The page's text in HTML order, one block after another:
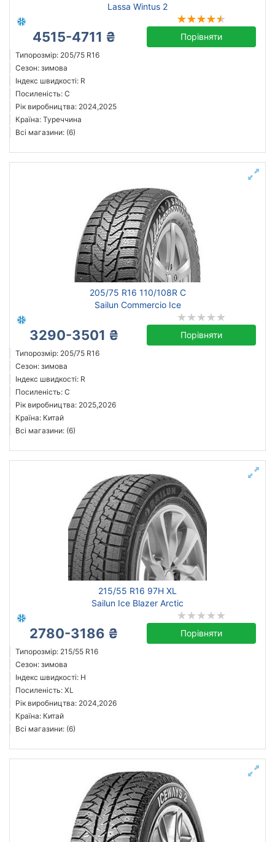
Lassa Wintus 2
4515-4711 ₴ Порівняти
Типорозмір: 205/75 R16
Сезон: зимова
Індекс швидкості: R
Посиленість: C
Рік виробництва: 2024,2025
Країна: Туреччина
Всі магазини: (6)
205/75 R16 110/108R C
Sailun Commercio Ice
3290-3501 ₴ Порівняти
Типорозмір: 205/75 R16
Сезон: зимова
Індекс швидкості: R
Посиленість: C
Рік виробництва: 2025,2026
Країна: Китай
Всі магазини: (6)
215/55 R16 97H XL
Sailun Ice Blazer Arctic
2780-3186 ₴ Порівняти
Типорозмір: 215/55 R16
Сезон: зимова
Індекс швидкості: H
Посиленість: XL
Рік виробництва: 2024,2026
Країна: Китай
Всі магазини: (6)